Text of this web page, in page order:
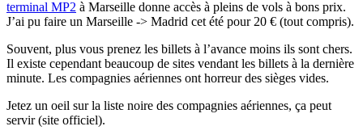
terminal MP2 à Marseille donne accès à pleins de vols à bons prix.
J’ai pu faire un Marseille -> Madrid cet été pour 20 € (tout compris).
Souvent, plus vous prenez les billets à l’avance moins ils sont chers.
Il existe cependant beaucoup de sites vendant les billets à la dernière
minute. Les compagnies aériennes ont horreur des sièges vides.
Jetez un oeil sur la liste noire des compagnies aériennes, ça peut
servir (site officiel).